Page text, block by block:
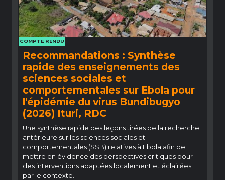
COMPTE RENDU
Recommandations : Synthèse
rapide des enseignements des
sciences sociales et
comportementales sur Ebola pour
l'épidémie du virus Bundibugyo
(2026) Ituri, RDC
Une synthèse rapide des leçons tirées de la recherche
antérieure sur les sciences sociales et
comportementales (SSB) relatives à Ebola afin de
mettre en évidence des perspectives critiques pour
des interventions adaptées localement et éclairées
par le contexte.